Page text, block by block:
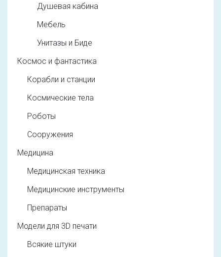
Душевая кабина
Мебель
Унитазы и Биде
Космос и фантастика
Корабли и станции
Космические тела
Роботы
Сооружения
Медицина
Медицинская техника
Медицинские инструменты
Препараты
Модели для 3D печати
Всякие штуки